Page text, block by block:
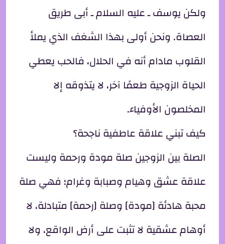
ولكن يوسف ـ عليه السلام ـ أبى طريق
العصاة. ونحن أولى بهذا الشغف الذي يملأ
القلوب مادام أنه في الحلال، فالحب يعطي
الحياة الزوجية طعمًا آخر، لا يتذوقه إلا
المخلصون الأوفياء.
كيف تبني علاقة عاطفية ناجحة؟
الصلة بين الزوجين صلة مودة ورحمة وليست
علاقة عشق وهيام وصبابة وغرام؛ فهي صلة
محبة هادئة [مودة] وصلة [رحمة] متبادلة، لا
أوهام عشقية لا تثبت على أرض الواقع، ولا